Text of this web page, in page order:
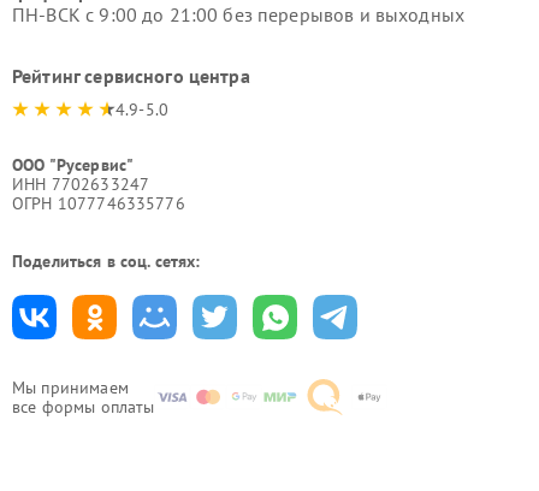
Мы принимаем
все формы оплаты
ПН-ВСК с 9:00 до 21:00 без перерывов и выходных
Рейтинг сервисного центра
4.9-5.0
ООО "Русервис"
ИНН 7702633247
ОГРН 1077746335776
Поделиться в соц. сетях: